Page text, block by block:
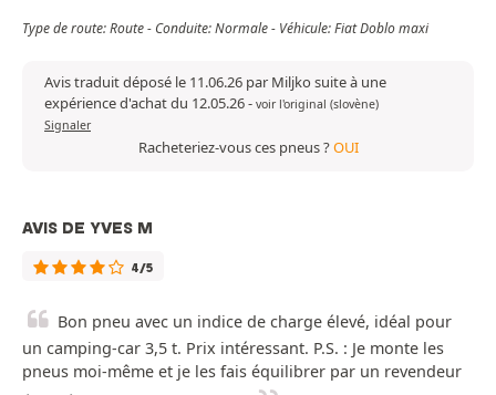
Type de route: Route - Conduite: Normale - Véhicule: Fiat Doblo maxi
Avis traduit déposé le 11.06.26 par Miljko suite à une
expérience d'achat du 12.05.26- voir l'original (slovène)
Signaler
Racheteriez-vous ces pneus ?OUI
AVIS DE YVES M
4/5
Bon pneu avec un indice de charge élevé, idéal pour
un camping-car 3,5 t. Prix intéressant. P.S. : Je monte les
pneus moi-même et je les fais équilibrer par un revendeur